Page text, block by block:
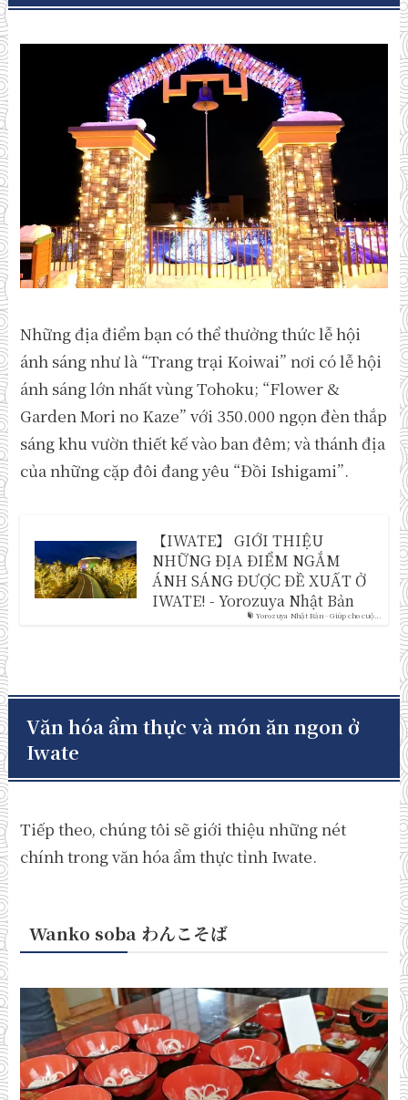
Những địa điểm bạn có thể thưởng thức lễ hội
ánh sáng như là “Trang trại Koiwai” nơi có lễ hội
ánh sáng lớn nhất vùng Tohoku; “Flower &
Garden Mori no Kaze” với 350.000 ngọn đèn thắp
sáng khu vườn thiết kế vào ban đêm; và thánh địa
của những cặp đôi đang yêu “Đồi Ishigami”.
Yorozuya Nhật Bản - Giúp cho cuộ...
【IWATE】 GIỚI THIỆU
NHỮNG ĐỊA ĐIỂM NGẮM
ÁNH SÁNG ĐƯỢC ĐỀ XUẤT Ở
IWATE! - Yorozuya Nhật Bản
Văn hóa ẩm thực và món ăn ngon ở
Iwate
Tiếp theo, chúng tôi sẽ giới thiệu những nét
chính trong văn hóa ẩm thực tỉnh Iwate.
Wanko soba わんこそば